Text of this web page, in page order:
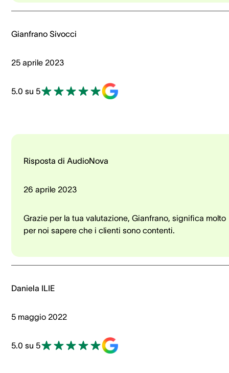
Gianfrano Sivocci
25 aprile 2023
5.0 su 5
Risposta di AudioNova
26 aprile 2023
Grazie per la tua valutazione, Gianfrano, significa molto
per noi sapere che i clienti sono contenti.
Daniela ILIE
5 maggio 2022
5.0 su 5